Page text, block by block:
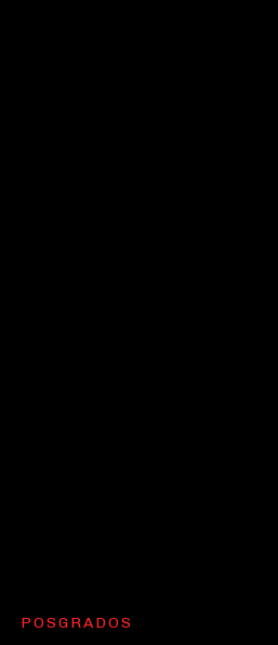
POSGRADOS